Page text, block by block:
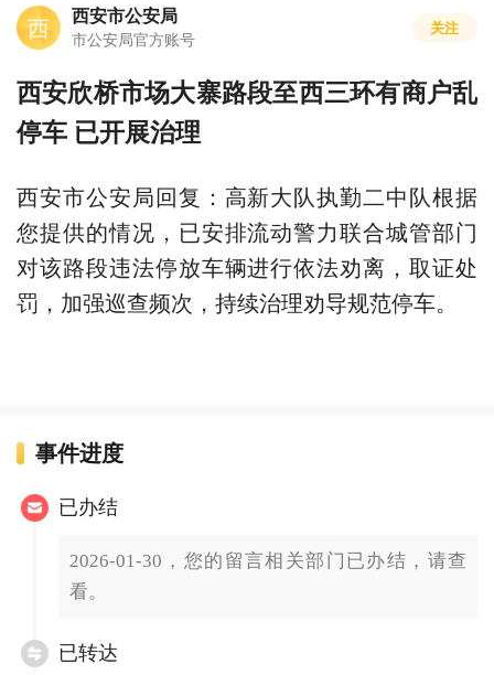
西 西安市公安局
市公安局官方账号
关注
西安欣桥市场大寨路段至西三环有商户乱
停车 已开展治理
西安市公安局回复：高新大队执勤二中队根据
您提供的情况，已安排流动警力联合城管部门
对该路段违法停放车辆进行依法劝离，取证处
罚，加强巡查频次，持续治理劝导规范停车。
事件进度
已办结
2026-01-30，您的留言相关部门已办结，请查
看。
已转达